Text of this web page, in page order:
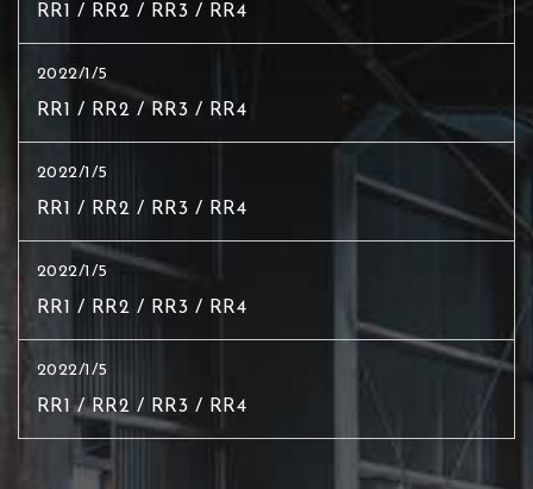
RR1 / RR2 / RR3 / RR4
2022/1/5
RR1 / RR2 / RR3 / RR4
2022/1/5
RR1 / RR2 / RR3 / RR4
2022/1/5
RR1 / RR2 / RR3 / RR4
2022/1/5
RR1 / RR2 / RR3 / RR4